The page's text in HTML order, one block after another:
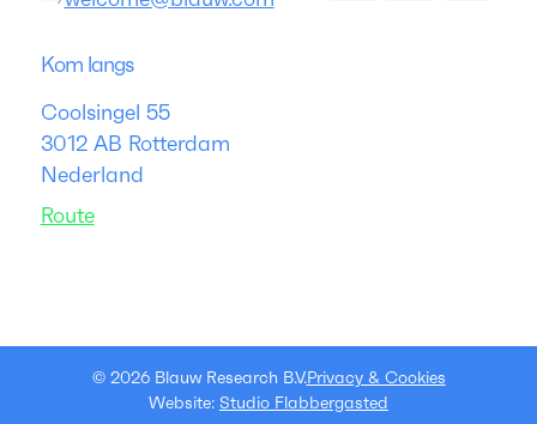
Kom langs
Coolsingel 55
3012 AB Rotterdam
Nederland
Route
© 2026Blauw Research B.V.Privacy & Cookies
Website: Studio Flabbergasted